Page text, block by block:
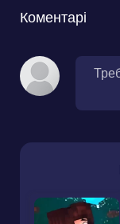
Коментарі